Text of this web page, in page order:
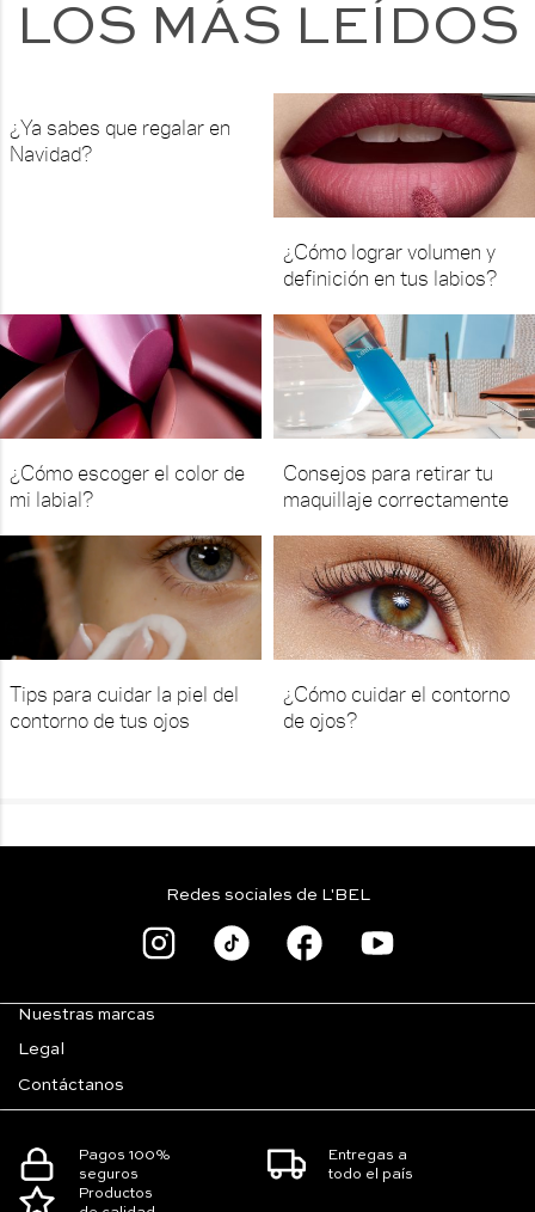
LOS MÁS LEÍDOS
¿Ya sabes que regalar en
Navidad?
¿Cómo lograr volumen y
definición en tus labios?
¿Cómo escoger el color de
mi labial?
Consejos para retirar tu
maquillaje correctamente
Tips para cuidar la piel del
contorno de tus ojos
¿Cómo cuidar el contorno
de ojos?
Nuestras marcas
Legal
Contáctanos
Redes sociales de L'BEL
Pagos 100%
seguros
Entregas a
todo el país
Productos